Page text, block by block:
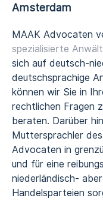
Amsterdam
MAAK Advocaten
spezialisierte
sich auf deutsch-
deutschsprachige
können wir Sie in
rechtlichen Fragen
beraten. Darüber
Muttersprachler
Advocaten in
und für eine
niederländisch-
Handelsparteien